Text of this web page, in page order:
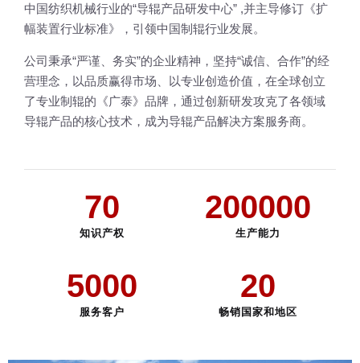
中国纺织机械行业的“导辊产品研发中心” ,并主导修订《扩
幅装置行业标准》，引领中国制辊行业发展。
公司秉承“严谨、务实”的企业精神，坚持“诚信、合作”的经
营理念，以品质赢得市场、以专业创造价值，在全球创立
了专业制辊的《广泰》品牌，通过创新研发攻克了各领域
导辊产品的核心技术，成为导辊产品解决方案服务商。
70
知识产权
200000
生产能力
5000
服务客户
20
畅销国家和地区